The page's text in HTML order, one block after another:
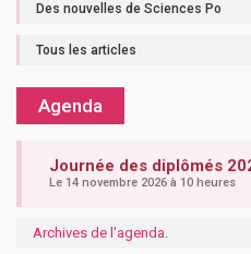
Des nouvelles de Sciences Po
Tous les articles
Agenda
Journée des diplômés
Le 14 novembre 2026 à 10 heures
Archives de l'agenda.